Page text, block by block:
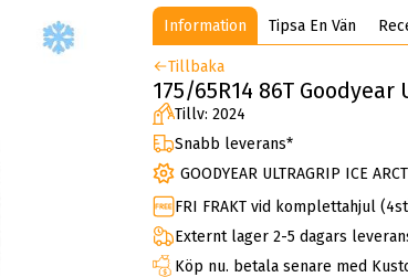
Information Tipsa En Vän
Tillbaka
175/65R14 86T Goodyear
Tillv: 2024
Snabb leverans*
GOODYEAR ULTRAGRIP ICE
FRI FRAKT vid komplettahjul
Externt lager 2-5 dagars
Köp nu. betala senare med